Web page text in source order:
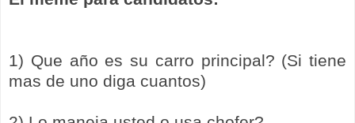
1) Que año es su carro principal? (Si tiene
mas de uno diga cuantos)